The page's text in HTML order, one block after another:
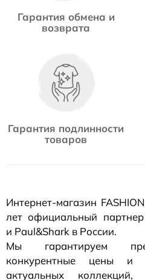
Гарантия обмена и
возврата
Гарантия подлинности
товаров
Интернет-магазин
лет официальный
и Paul&Shark в России.
Мы гарантируем
конкурентные цены и
актуальных